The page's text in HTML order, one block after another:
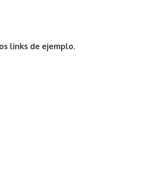
links de ejemplo.